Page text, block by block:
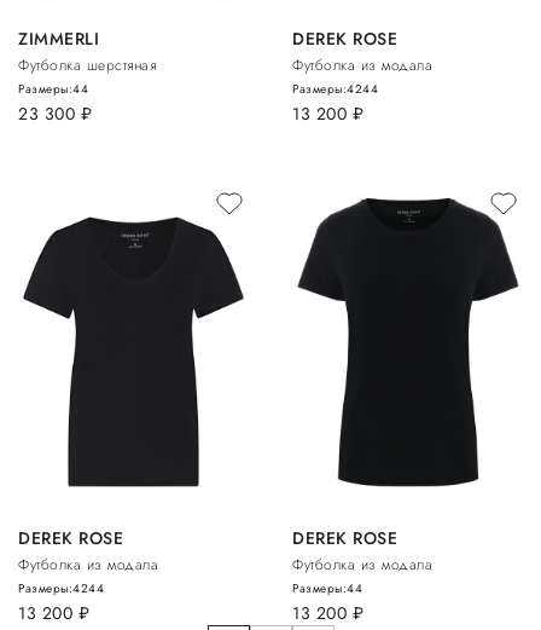
ZIMMERLI
Футболка шерстяная
23 300 руб.
Размеры:44
DEREK ROSE
Футболка из модала
13 200 руб.
Размеры:4244
DEREK ROSE
Футболка из модала
13 200 руб.
Размеры:4244
DEREK ROSE
Футболка из модала
13 200 руб.
Размеры:44